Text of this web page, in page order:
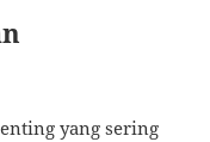
yang sering